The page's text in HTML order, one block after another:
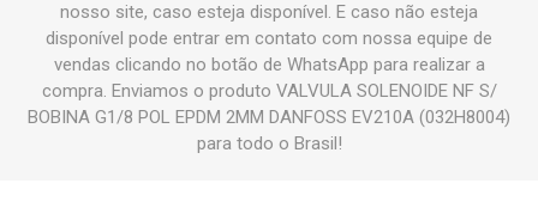
nosso site, caso esteja disponível. E caso não esteja
disponível pode entrar em contato com nossa equipe de
vendas clicando no botão de WhatsApp para realizar a
compra. Enviamos o produto VALVULA SOLENOIDE NF S/
BOBINA G1/8 POL EPDM 2MM DANFOSS EV210A (032H8004)
para todo o Brasil!